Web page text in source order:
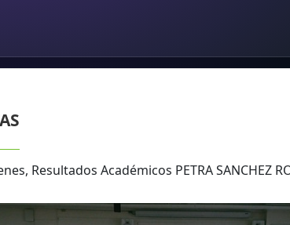
Resultados Académicos PETRA SANCHEZ